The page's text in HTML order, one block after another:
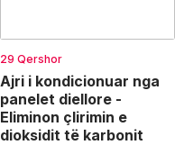
29 Qershor
Ajri i kondicionuar nga
panelet diellore -
Eliminon çlirimin e
dioksidit të karbonit